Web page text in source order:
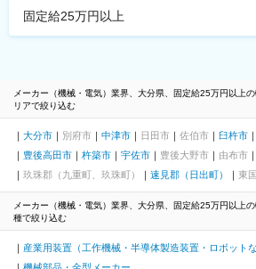
固定給25万円以上
メーカー（機械・電気）業界、大分県、固定給25万円以上
リアで絞り込む
大分市 別府市 中津市 日田市 佐伯市 臼杵市
豊後高田市
杵築市 宇佐市 豊後大野市 由布市
玖珠郡（九重町、玖珠町）
速見郡（日出町） 東
メーカー（機械・電気）業界、大分県、固定給25万円以上
種で絞り込む
産業用装置（工作機械・半導体製造装置・ロボット